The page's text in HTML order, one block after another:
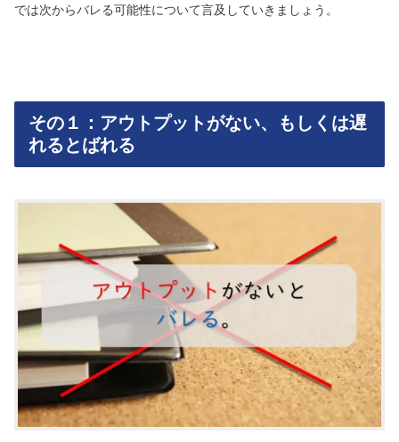
では次からバレる可能性について言及していきましょう。
その１：アウトプットがない、もしくは遅
れるとばれる